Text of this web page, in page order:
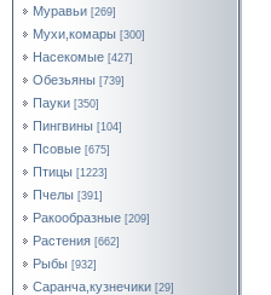
Муравьи [269]
Мухи,комары [300]
Насекомые [427]
Обезьяны [739]
Пауки [350]
Пингвины [104]
Псовые [675]
Птицы [1223]
Пчелы [391]
Ракообразные [209]
Растения [662]
Рыбы [932]
Саранча,кузнечики [29]